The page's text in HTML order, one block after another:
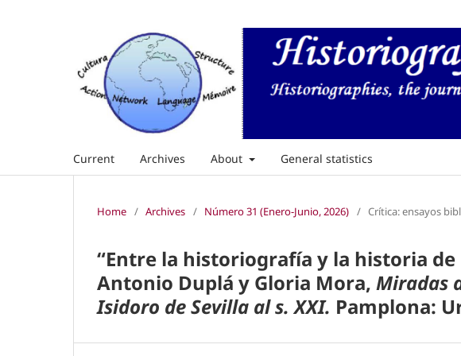
Current Archives About General statistics
Home / Archives / Número 31 (Enero-Junio, 2026) / Crítica: ensayos
“Entre la historiografía y la historia de
Antonio Duplá y Gloria Mora, Miradas
Isidoro de Sevilla al s. XXI. Pamplona: